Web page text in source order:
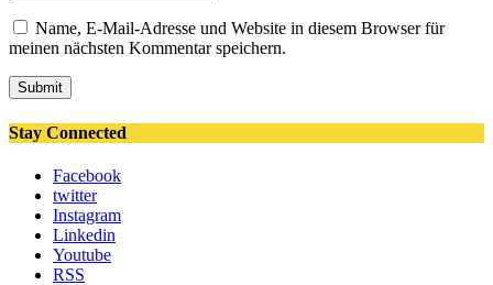
Name, E-Mail-Adresse und Website in diesem Browser für
meinen nächsten Kommentar speichern.
Submit
Stay Connected
Facebook
twitter
Instagram
Linkedin
Youtube
RSS